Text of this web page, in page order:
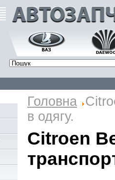
Головна
в одягу.
Citroen